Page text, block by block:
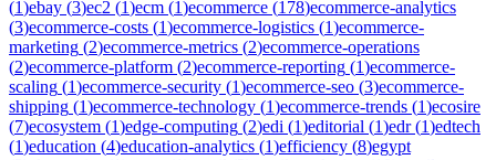
(1)ebay (3)ec2 (1)ecm (1)ecommerce (178)ecommerce-analytics
(3)ecommerce-costs (1)ecommerce-logistics (1)ecommerce-
marketing (2)ecommerce-metrics (2)ecommerce-operations
(2)ecommerce-platform (2)ecommerce-reporting (1)ecommerce-
scaling (1)ecommerce-security (1)ecommerce-seo (3)ecommerce-
shipping (1)ecommerce-technology (1)ecommerce-trends (1)ecosire
(7)ecosystem (1)edge-computing (2)edi (1)editorial (1)edr(1)edtech
(1)education (4)education-analytics (1)efficiency (8)egypt